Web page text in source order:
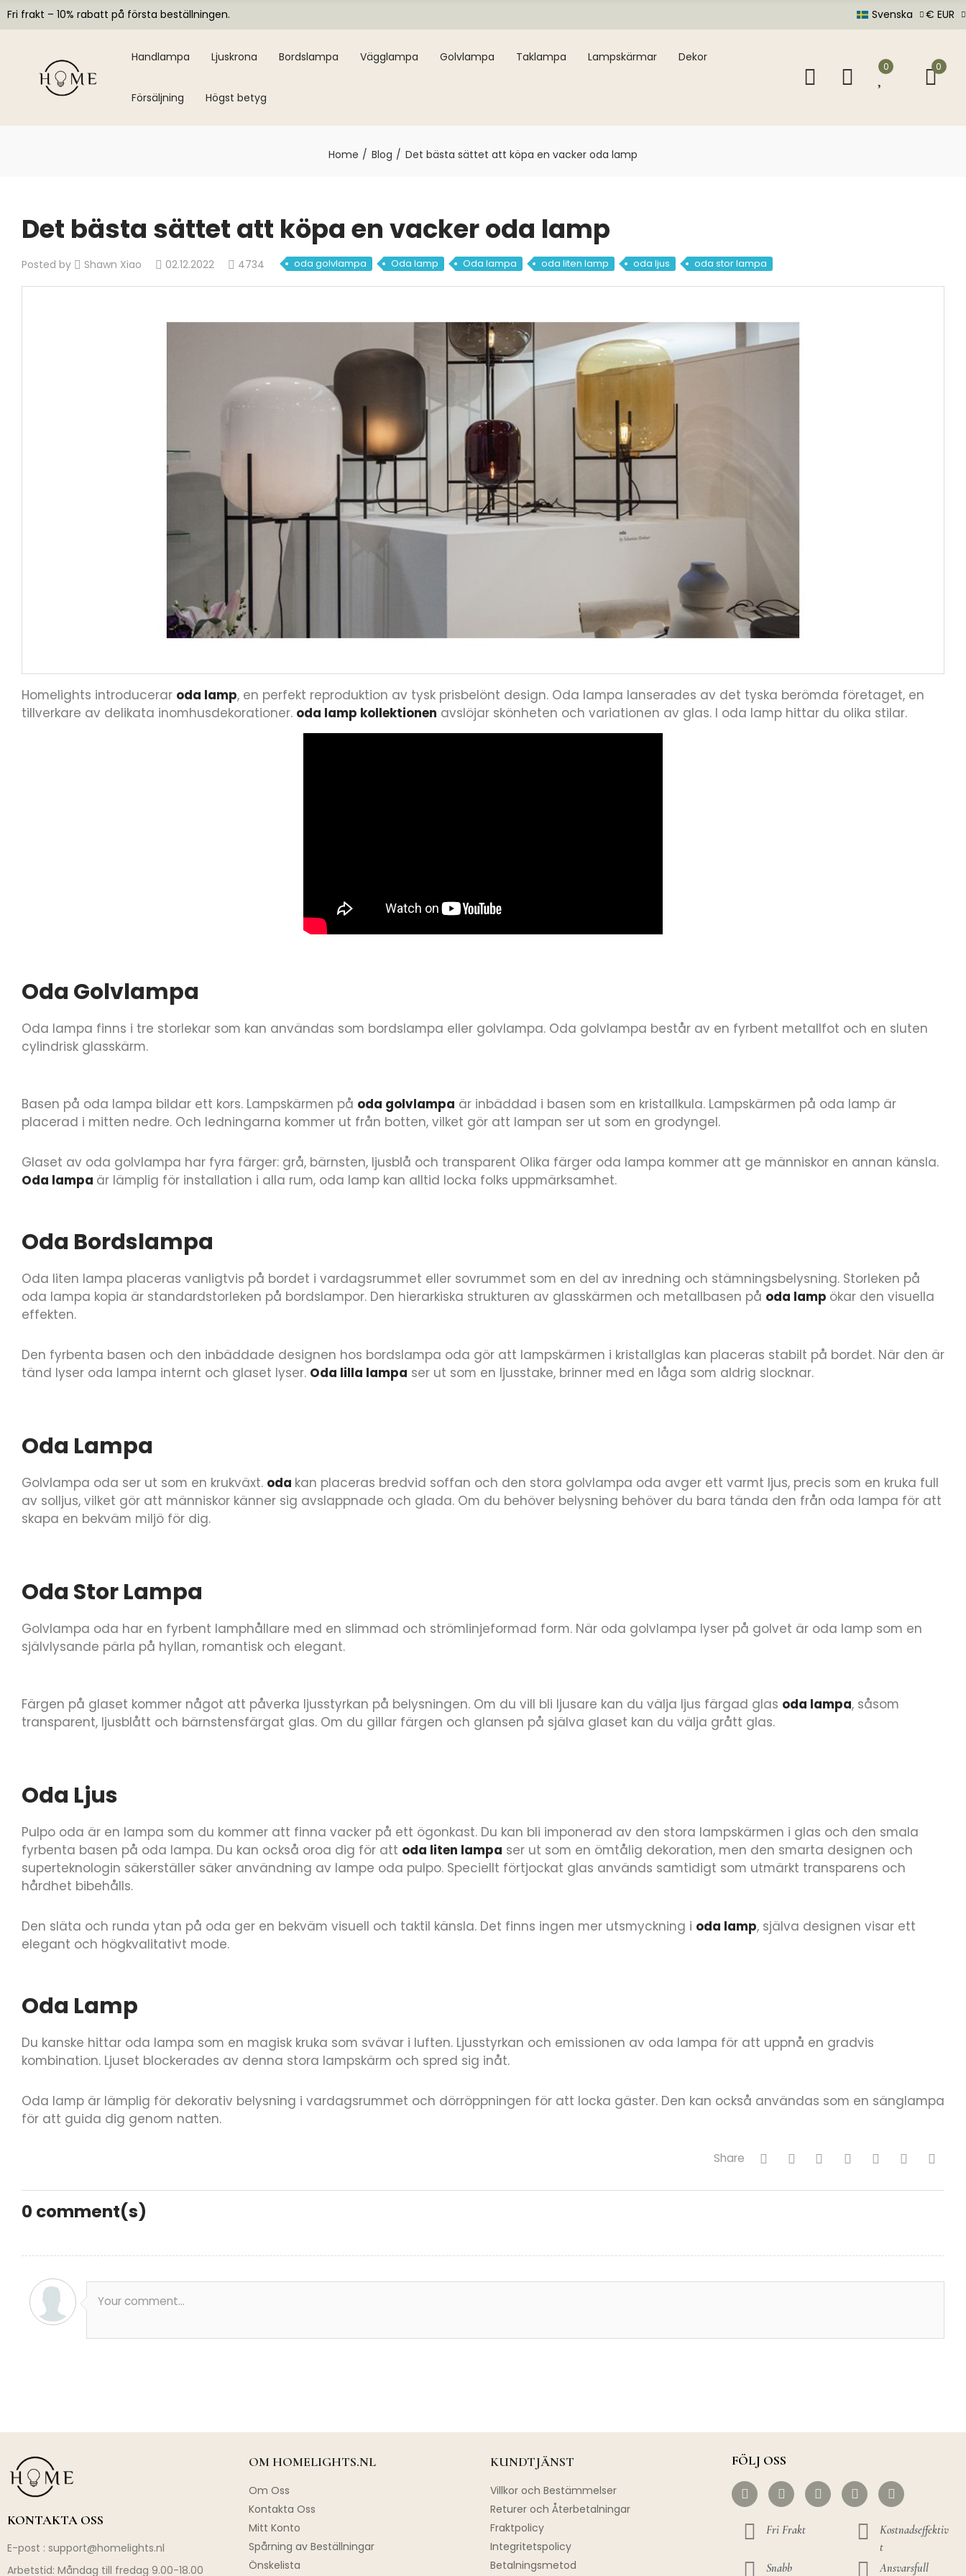
Fri frakt – 10% rabatt på första beställningen. Svenska € EUR
Handlampa Ljuskrona Bordslampa Vägglampa Golvlampa Taklampa Lampskärmar Dekor
Försäljning Högst betyg
0 0
Home Blog Det bästa sättet att köpa en vacker oda lamp
Det bästa sättet att köpa en vacker oda lamp
Posted by Shawn Xiao 02.12.2022 4734 oda golvlampa Oda lamp Oda lampa oda liten lamp oda ljus oda stor lampa
Homelights introducerar oda lamp, en perfekt reproduktion av tysk prisbelönt design. Oda lampa lanserades av det tyska berömda företaget, en
tillverkare av delikata inomhusdekorationer. oda lamp kollektionen avslöjar skönheten och variationen av glas. I oda lamp hittar du olika stilar.
Oda Golvlampa
Oda lampa finns i tre storlekar som kan användas som bordslampa eller golvlampa. Oda golvlampa består av en fyrbent metallfot och en sluten
cylindrisk glasskärm.
Basen på oda lampa bildar ett kors. Lampskärmen på oda golvlampa är inbäddad i basen som en kristallkula. Lampskärmen på oda lamp är
placerad i mitten nedre. Och ledningarna kommer ut från botten, vilket gör att lampan ser ut som en grodyngel.
Glaset av oda golvlampa har fyra färger: grå, bärnsten, ljusblå och transparent Olika färger oda lampa kommer att ge människor en annan känsla.
Oda lampa är lämplig för installation i alla rum, oda lamp kan alltid locka folks uppmärksamhet.
Oda Bordslampa
Oda liten lampa placeras vanligtvis på bordet i vardagsrummet eller sovrummet som en del av inredning och stämningsbelysning. Storleken på
oda lampa kopia är standardstorleken på bordslampor. Den hierarkiska strukturen av glasskärmen och metallbasen på oda lamp ökar den visuella
effekten.
Den fyrbenta basen och den inbäddade designen hos bordslampa oda gör att lampskärmen i kristallglas kan placeras stabilt på bordet. När den är
tänd lyser oda lampa internt och glaset lyser. Oda lilla lampa ser ut som en ljusstake, brinner med en låga som aldrig slocknar.
Oda Lampa
Golvlampa oda ser ut som en krukväxt. oda kan placeras bredvid soffan och den stora golvlampa oda avger ett varmt ljus, precis som en kruka full
av solljus, vilket gör att människor känner sig avslappnade och glada. Om du behöver belysning behöver du bara tända den från oda lampa för att
skapa en bekväm miljö för dig.
Oda Stor Lampa
Golvlampa oda har en fyrbent lamphållare med en slimmad och strömlinjeformad form. När oda golvlampa lyser på golvet är oda lamp som en
självlysande pärla på hyllan, romantisk och elegant.
Färgen på glaset kommer något att påverka ljusstyrkan på belysningen. Om du vill bli ljusare kan du välja ljus färgad glas oda lampa, såsom
transparent, ljusblått och bärnstensfärgat glas. Om du gillar färgen och glansen på själva glaset kan du välja grått glas.
Oda Ljus
Pulpo oda är en lampa som du kommer att finna vacker på ett ögonkast. Du kan bli imponerad av den stora lampskärmen i glas och den smala
fyrbenta basen på oda lampa. Du kan också oroa dig för att oda liten lampa ser ut som en ömtålig dekoration, men den smarta designen och
superteknologin säkerställer säker användning av lampe oda pulpo. Speciellt förtjockat glas används samtidigt som utmärkt transparens och
hårdhet bibehålls.
Den släta och runda ytan på oda ger en bekväm visuell och taktil känsla. Det finns ingen mer utsmyckning i oda lamp, själva designen visar ett
elegant och högkvalitativt mode.
Oda Lamp
Du kanske hittar oda lampa som en magisk kruka som svävar i luften. Ljusstyrkan och emissionen av oda lampa för att uppnå en gradvis
kombination. Ljuset blockerades av denna stora lampskärm och spred sig inåt.
Oda lamp är lämplig för dekorativ belysning i vardagsrummet och dörröppningen för att locka gäster. Den kan också användas som en sänglampa
för att guida dig genom natten.
Share
0 comment(s)
Your comment...
KONTAKTA OSS
E-post : support@homelights.nl
Arbetstid: Måndag till fredag 9.00-18.00
OM HOMELIGHTS.NL
Om Oss
Kontakta Oss
Mitt Konto
Spårning av Beställningar
Önskelista
KUNDTJÄNST
Villkor och Bestämmelser
Returer och Återbetalningar
Fraktpolicy
Integritetspolicy
Betalningsmetod
FÖLJ OSS
Fri Frakt
Kostnadseffektiv
t
Snabb
Ansvarsfull